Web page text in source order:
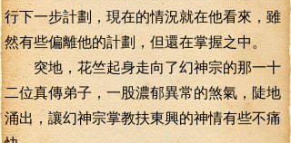
行下一步計劃，現在的情況就在他看來，雖
然有些偏離他的計劃，但還在掌握之中。
突地，花竺起身走向了幻神宗的那一十
二位真傳弟子，一股濃郁異常的煞氣，陡地
涌出，讓幻神宗掌教扶東興的神情有些不痛